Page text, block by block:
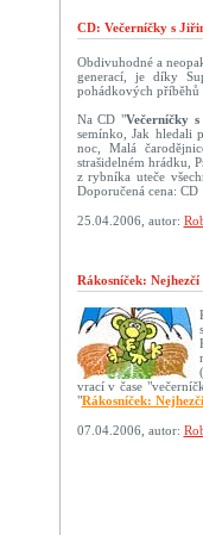
CD: Večerníčky s
Obdivuhodné a
generací, je díky
pohádkových příběhů
Na CD "Večerníčky
semínko, Jak hledali
noc, Malá
strašidelném hrádku,
z rybníka uteče
Doporučená cena:
25.04.2006, autor:
Rákosníček:
vrací v čase
"Rákosníček:
07.04.2006, autor: